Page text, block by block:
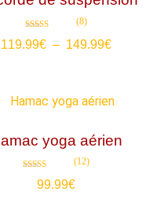
4.88
(8)
119.99€ – 149.99€
yoga aérien
4.83
(12)
99.99€